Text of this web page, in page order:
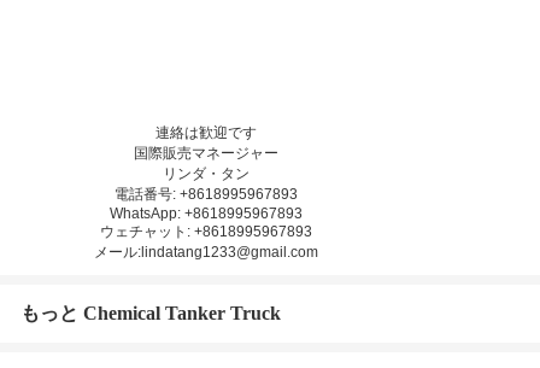
連絡は歓迎です
国際販売マネージャー
リンダ・タン
電話番号: +8618995967893
WhatsApp: +8618995967893
ウェチャット: +8618995967893
メール:lindatang1233@gmail.com
もっと Chemical Tanker Truck